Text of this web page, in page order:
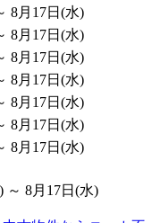
8月17日(水)
8月17日(水)
8月17日(水)
8月17日(水)
8月17日(水)
8月17日(水)
8月17日(水)
～ 8月17日(水)